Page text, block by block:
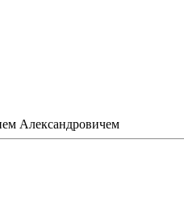
Александровичем